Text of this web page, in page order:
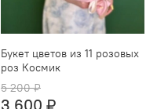
Букет цветов из 11 розовых
роз Космик
5 200 ₽
3 600 ₽